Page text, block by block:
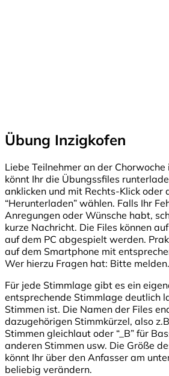
Übung Inzigkofen
Liebe Teilnehmer an der Chorwoche
könnt Ihr die Übungssfiles
anklicken und mit Rechts-Klick oder
“Herunterladen” wählen. Falls Ihr
Anregungen oder Wünsche habt,
kurze Nachricht. Die Files können
auf dem PC abgespielt werden.
auf dem Smartphone mit
Wer hierzu Fragen hat: Bitte
Für jede Stimmlage gibt es ein
entsprechende Stimmlage deutlich
Stimmen ist. Die Namen der Files
dazugehörigen Stimmkürzel, also
Stimmen gleichlaut oder “_B” für
anderen Stimmen usw. Die Größe
könnt Ihr über den Anfasser am
beliebig verändern.